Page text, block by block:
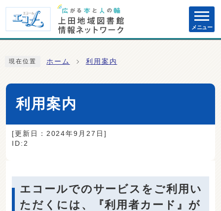
ページの先頭です
メニュー
現在位置 ホーム 利用案内
利用案内
[更新日： 2024年9月27日 ]
ID:2
エコールでのサービスをご利用い
ただくには、『利用者カード』が